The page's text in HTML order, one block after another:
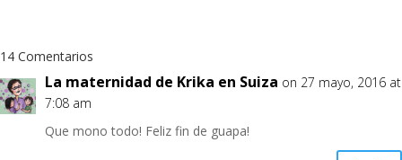
14 Comentarios
La maternidad de Krika en Suiza on 27 mayo, 2016 at
7:08 am
Que mono todo! Feliz fin de guapa!